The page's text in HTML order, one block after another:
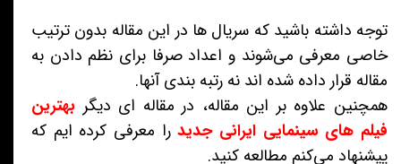
توجه داشته باشید که سریال ها در این مقاله بدون ترتیب
خاصی معرفی می‌شوند و اعداد صرفا برای نظم دادن به
مقاله قرار داده شده اند نه رتبه بندی آنها.
همچنین علاوه بر این مقاله، در مقاله ای دیگر بهترین
فیلم های سینمایی ایرانی جدیدرا معرفی کرده ایم که
پیشنهاد می‌کنم مطالعه کنید.